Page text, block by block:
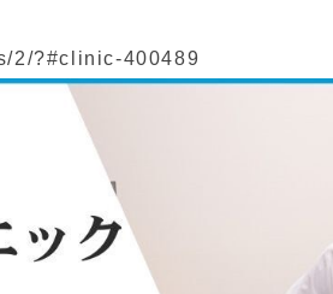
2/?#clinic-400489